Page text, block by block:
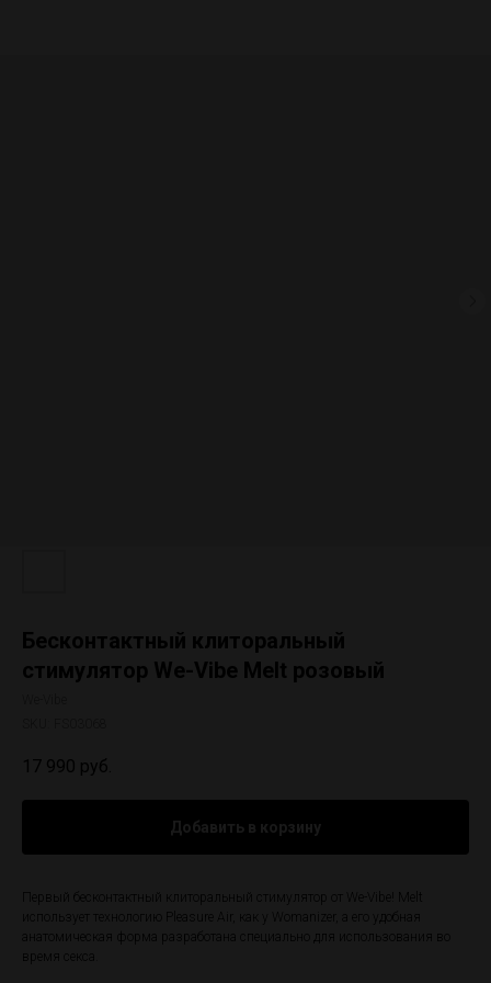
Бесконтактный клиторальный
стимулятор We-Vibe Melt розовый
17 990 руб.
Добавить в корзину
Первый бесконтактный клиторальный стимулятор от We-Vibe! Melt
использует технологию Pleasure Air, как у Womanizer, а его удобная
анатомическая форма разработана специально для использования во
время секса.